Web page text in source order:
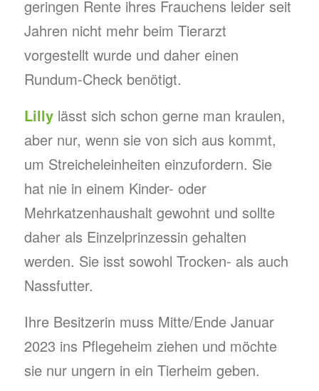
geringen Rente ihres Frauchens leider seit
Jahren nicht mehr beim Tierarzt
vorgestellt wurde und daher einen
Rundum-Check benötigt.
Lillylässt sich schon gerne man kraulen,
aber nur, wenn sie von sich aus kommt,
um Streicheleinheiten einzufordern. Sie
hat nie in einem Kinder- oder
Mehrkatzenhaushalt gewohnt und sollte
daher als Einzelprinzessin gehalten
werden. Sie isst sowohl Trocken- als auch
Nassfutter.
Ihre Besitzerin muss Mitte/Ende Januar
2023 ins Pflegeheim ziehen und möchte
sie nur ungern in ein Tierheim geben.